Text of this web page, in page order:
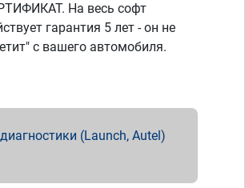
На весь софт
гарантия 5 лет - он не
с вашего автомобиля.
(Launch, Autel)